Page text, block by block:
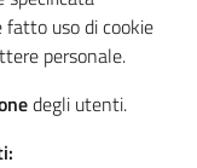
fatto uso di cookie
personale.
degli utenti.